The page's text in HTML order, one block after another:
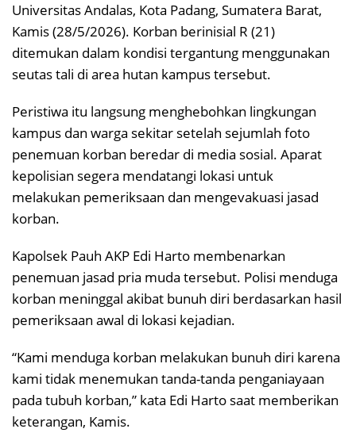
Universitas Andalas, Kota Padang, Sumatera Barat,
Kamis (28/5/2026). Korban berinisial R (21)
ditemukan dalam kondisi tergantung menggunakan
seutas tali di area hutan kampus tersebut.
Peristiwa itu langsung menghebohkan lingkungan
kampus dan warga sekitar setelah sejumlah foto
penemuan korban beredar di media sosial. Aparat
kepolisian segera mendatangi lokasi untuk
melakukan pemeriksaan dan mengevakuasi jasad
korban.
Kapolsek Pauh AKP Edi Harto membenarkan
penemuan jasad pria muda tersebut. Polisi menduga
korban meninggal akibat bunuh diri berdasarkan hasil
pemeriksaan awal di lokasi kejadian.
“Kami menduga korban melakukan bunuh diri karena
kami tidak menemukan tanda-tanda penganiayaan
pada tubuh korban,” kata Edi Harto saat memberikan
keterangan, Kamis.